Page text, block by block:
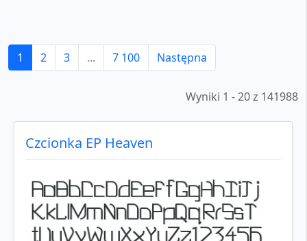
1 2 3 ... 7 100 Następna
Wyniki 1 - 20 z 141988
Czcionka EP Heaven